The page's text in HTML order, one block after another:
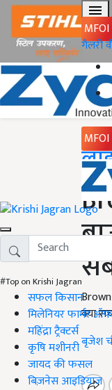
गैलरी
#Top on Krishi Jagran
सफल किसान
मिलेनियर फार्मर ऑफ
महिंद्रा ट्रैक्टर्स
कृषि मशीनरी
जायद की फसल
बिज़नेस आइडियाज
Home
क्या
बृजेश